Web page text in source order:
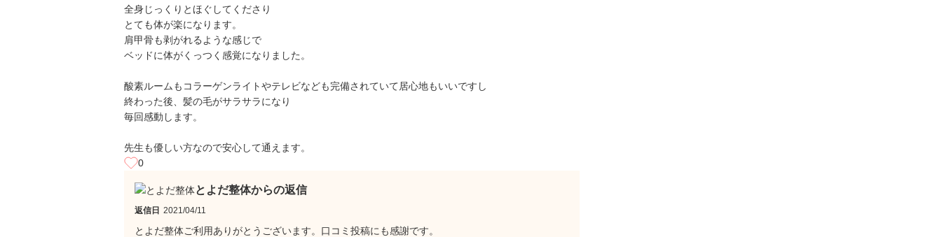
全身じっくりとほぐしてくださり
とても体が楽になります。
肩甲骨も剥がれるような感じで
ベッドに体がくっつく感覚になりました。
酸素ルームもコラーゲンライトやテレビなども完備されていて居心地もいいですし
終わった後、髪の毛がサラサラになり
毎回感動します。
先生も優しい方なので安心して通えます。
0
とよだ整体からの返信
返信日 2021/04/11
とよだ整体ご利用ありがとうございます。口コミ投稿にも感謝です。